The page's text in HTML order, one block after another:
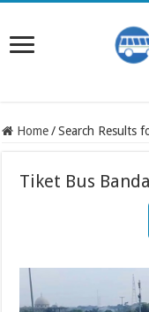
Home / Search Results
Tiket Bus